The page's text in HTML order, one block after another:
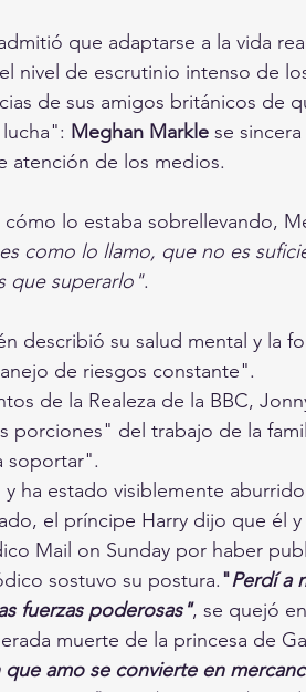
que adaptarse a la vida
nivel de escrutinio intenso de
de sus amigos británicos de
Meghan Markle se
atención de los medios.
lo estaba sobrellevando,
como lo llamo, que no es
que superarlo".
describió su salud mental y la
de riesgos constante".
de la Realeza de la BBC,
porciones" del trabajo de la
soportar".
y ha estado visiblemente
el príncipe Harry dijo que él
Mail on Sunday por haber
sostuvo su postura."Perdí a
fuerzas poderosas", se quejó
muerte de la princesa de
amo se convierte en